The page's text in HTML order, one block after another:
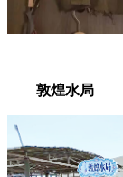
敦煌水局